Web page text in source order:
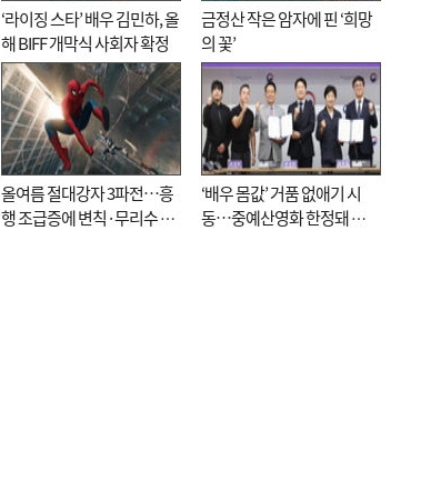
‘라이징 스타’ 배우 김민하, 올
해 BIFF 개막식 사회자 확정
금정산 작은 암자에 핀 ‘희망
의 꽃’
올여름 절대강자 3파전…흥
행 조급증에 변칙·무리수 마
‘배우 몸값’ 거품 없애기 시
동…중예산영화 한정돼 실